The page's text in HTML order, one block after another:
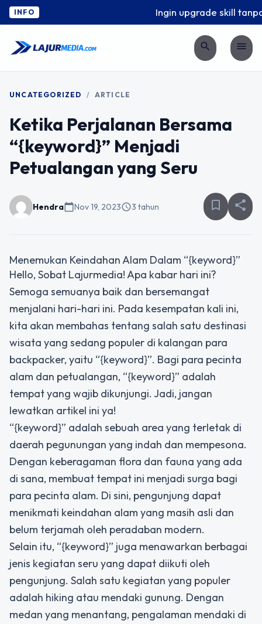
INFO Ingin upgrade skill
search menu
UNCATEGORIZED / ARTICLE
Ketika Perjalanan Bersama
“{keyword}” Menjadi
Petualangan yang Seru
Hendracalendar_todayNov 19, 2023schedule3 tahun bookmark_border share
Menemukan Keindahan Alam Dalam “{keyword}”
Hello, Sobat Lajurmedia! Apa kabar hari ini?
Semoga semuanya baik dan bersemangat
menjalani hari-hari ini. Pada kesempatan kali ini,
kita akan membahas tentang salah satu destinasi
wisata yang sedang populer di kalangan para
backpacker, yaitu “{keyword}”. Bagi para pecinta
alam dan petualangan, “{keyword}” adalah
tempat yang wajib dikunjungi. Jadi, jangan
lewatkan artikel ini ya!
“{keyword}” adalah sebuah area yang terletak di
daerah pegunungan yang indah dan mempesona.
Dengan keberagaman flora dan fauna yang ada
di sana, membuat tempat ini menjadi surga bagi
para pecinta alam. Di sini, pengunjung dapat
menikmati keindahan alam yang masih asli dan
belum terjamah oleh peradaban modern.
Selain itu, “{keyword}” juga menawarkan berbagai
jenis kegiatan seru yang dapat diikuti oleh
pengunjung. Salah satu kegiatan yang populer
adalah hiking atau mendaki gunung. Dengan
medan yang menantang, pengalaman mendaki di